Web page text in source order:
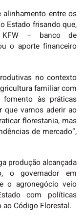
entre os
Estado frisando que,
– banco de
o aporte financeiro
no contexto
familiar com
fomento às práticas
que vamos aderir ao
florestania, mas
de mercado”,
produção alcançada
o governador em
o agronegócio veio
com políticas
Código Florestal.